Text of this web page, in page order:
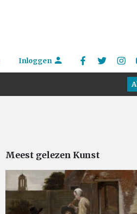
Inloggen
Meest gelezen Kunst